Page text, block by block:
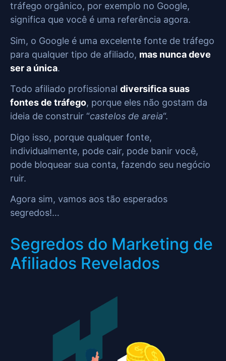
tráfego orgânico, por exemplo no Google,
significa que você é uma referência agora.
Sim, o Google é uma excelente fonte de tráfego
para qualquer tipo de afiliado, mas nunca deve
ser a única.
Todo afiliado profissional diversifica suas
fontes de tráfego, porque eles não gostam da
ideia de construir “castelos de areia“.
Digo isso, porque qualquer fonte,
individualmente, pode cair, pode banir você,
pode bloquear sua conta, fazendo seu negócio
ruir.
Agora sim, vamos aos tão esperados
segredos!…
Segredos do Marketing de
Afiliados Revelados